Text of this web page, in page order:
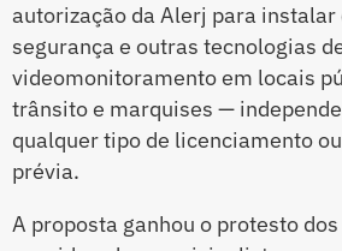
autorização da Alerj para instalar
segurança e outras tecnologias
videomonitoramento em locais
trânsito e marquises —
qualquer tipo de licenciamento
prévia.
A proposta ganhou o protesto